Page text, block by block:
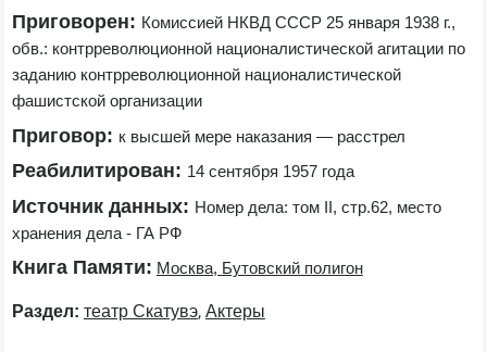
Приговорен: Комиссией НКВД СССР 25 января 1938 г.,
обв.: контрреволюционной националистической агитации по
заданию контрреволюционной националистической
фашистской организации
Приговор: к высшей мере наказания — расстрел
Реабилитирован: 14 сентября 1957 года
Источник данных: Номер дела: том II, стр.62, место
хранения дела - ГА РФ
Книга Памяти: Москва, Бутовский полигон
Раздел: театр Скатувэ, Актеры